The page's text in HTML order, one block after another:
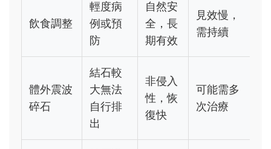
飲食調整
輕度病
例或預
防
自然安
全，長
期有效
見效慢，
需持續
體外震波
碎石
結石較
大無法
自行排
出
非侵入
性，恢
復快
可能需多
次治療